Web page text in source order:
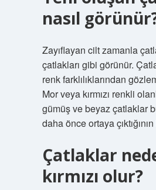
nasıl
Zayıflayan cilt zamanla
çatlakları gibi görünür.
renk farklılıklarından
Mor veya kırmızı renkli
gümüş ve beyaz çatlaklar
daha önce ortaya
Çatlaklar
kırmızı olur?